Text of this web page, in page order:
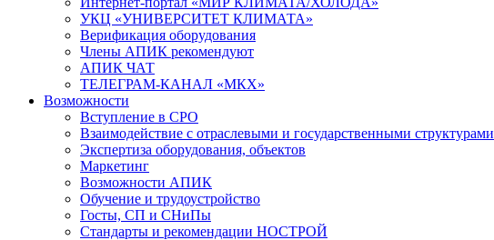
УКЦ «УНИВЕРСИТЕТ КЛИМАТА»
Верификация оборудования
Члены АПИК рекомендуют
АПИК ЧАТ
ТЕЛЕГРАМ-КАНАЛ «МКХ»
Возможности
Вступление в СРО
Взаимодействие с отраслевыми и государственными структурами
Экспертиза оборудования, объектов
Маркетинг
Возможности АПИК
Обучение и трудоустройство
Госты, СП и СНиПы
Стандарты и рекомендации НОСТРОЙ